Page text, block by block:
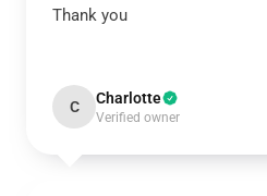
Thank you
C Charlotte
Verified owner